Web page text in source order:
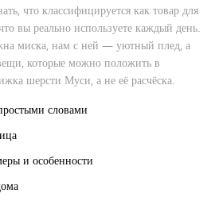
что классифицируется как товар для
вы реально используете каждый день.
миска, нам с ней — уютный плед, а
которые можно положить в
шерсти Муси, а не её расчёска.
словами
и особенности